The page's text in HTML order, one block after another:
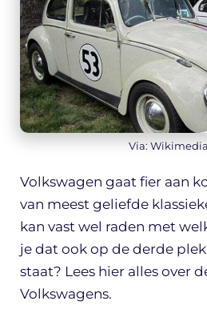
Via:
Volkswagen gaat fier aan
van meest geliefde
kan vast wel raden met
je dat ook op de derde
staat? Lees hier alles over
Volkswagens.